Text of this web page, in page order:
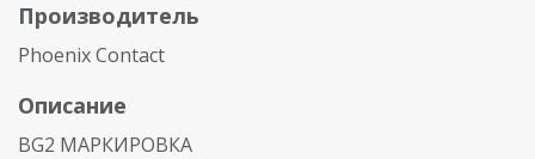
Производитель
Phoenix Contact
Описание
BG2 МАРКИРОВКА